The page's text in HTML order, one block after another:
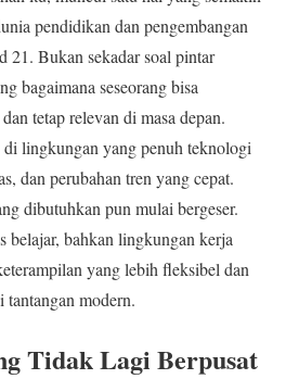
pendidikan dan pengembangan
21. Bukan sekadar soal pintar
bagaimana seseorang bisa
tetap relevan di masa depan.
di lingkungan yang penuh teknologi
dan perubahan tren yang cepat.
dibutuhkan pun mulai bergeser.
belajar, bahkan lingkungan kerja
yang lebih fleksibel dan
modern.
Tidak Lagi Berpusat